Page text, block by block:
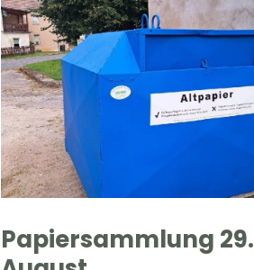
Papiersammlung 29.